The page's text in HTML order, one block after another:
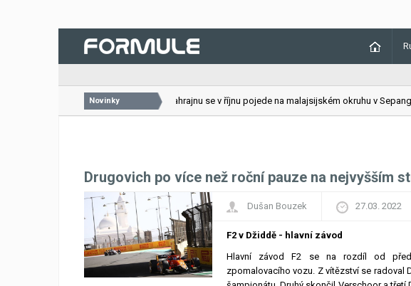
Novinky
26.07.2026 VC Bahrajnu se v říjnu pojede na malajsijském okruhu v Sepangu
Drugovich po více než roční pauze na nejvyšším
Dušan Bouzek 27.03. 2022
F2 v Džiddě - hlavní závod
Hlavní závod F2 se na rozdíl od
zpomalovacího vozu. Z vítězství se radoval